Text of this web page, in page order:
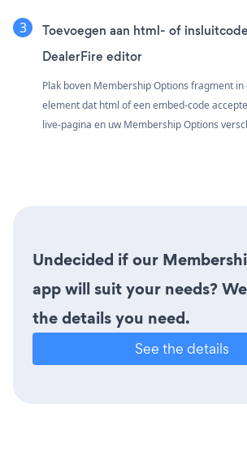
Toevoegen aan html- of
DealerFire editor
Plak boven Membership Options fragment
element dat html of een embed-code
live-pagina en uw Membership Options
Undecided if our
app will suit your needs?
the details you need.
See the details